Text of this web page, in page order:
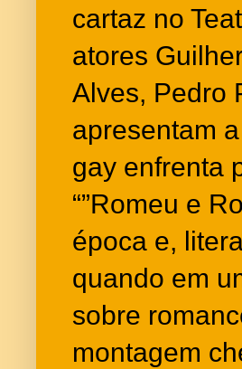
cartaz no
atores
Alves, Pedro
apresentam
gay enfrenta
“”Romeu e
época e,
quando em
sobre
montagem